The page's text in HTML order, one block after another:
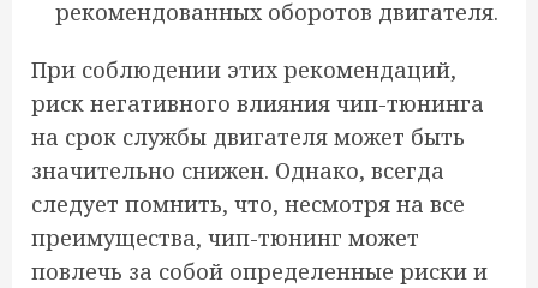
рекомендованных оборотов двигателя.
При соблюдении этих рекомендаций,
риск негативного влияния чип-тюнинга
на срок службы двигателя может быть
значительно снижен. Однако, всегда
следует помнить, что, несмотря на все
преимущества, чип-тюнинг может
повлечь за собой определенные риски и